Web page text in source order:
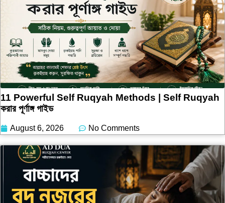
11 Powerful Self Ruqyah Methods | Self Ruqyah
করার পূর্ণাঙ্গ গাইড
August 6, 2026 No Comments